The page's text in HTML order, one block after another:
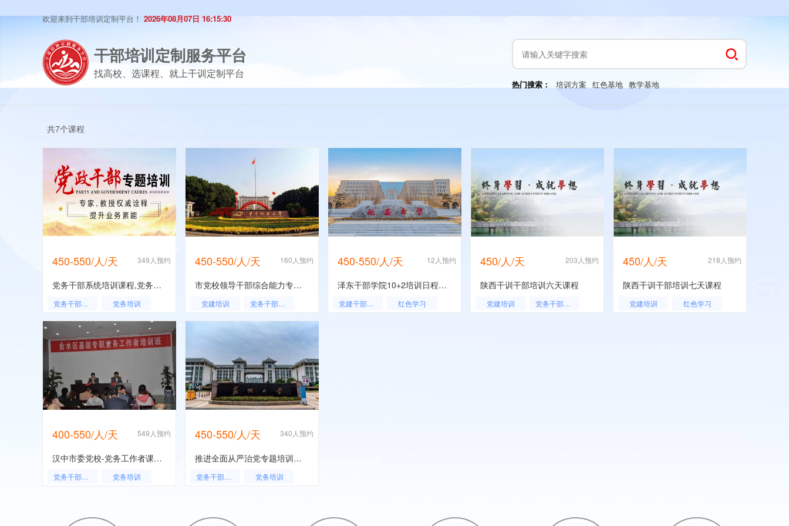
欢迎来到干部培训定制平台！ 2026年08月07日 16:15:30
干部培训定制服务平台
找高校、选课程、就上干训定制平台
热门搜索： 培训方案 红色基地 教学基地
共7个课程
450-550/人/天 349人预约
党务干部系统培训课程,党务干部系统培训,党务干部系统工作人员培训
党务干部培训
党务培训
党务能力培训
450-550/人/天 160人预约
市党校领导干部综合能力专题培训班方案-华中科技大学
党建培训 党务干部培训
450-550/人/天 12人预约
泽东干部学院10+2培训日程安排
党建干部培训
红色学习
450/人/天 203人预约
陕西干训干部培训六天课程
党建培训
党务干部培训
450/人/天 218人预约
陕西干训干部培训七天课程
党建培训
红色学习
400-550/人/天 549人预约
汉中市委党校-党务工作者课程专题
党务干部培训
党务培训
450-550/人/天 340人预约
推进全面从严治党专题培训班方案-苏州大学
党务干部培训
党务培训